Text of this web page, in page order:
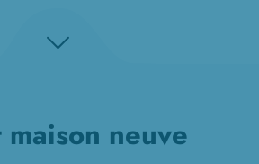
neuve